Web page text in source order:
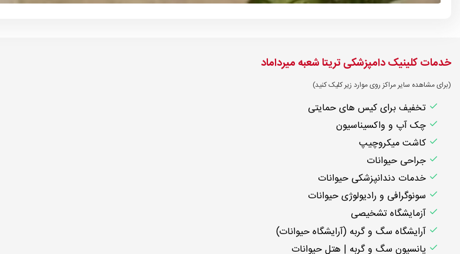
خدمات کلینیک دامپزشکی تریتا شعبه میرداماد
(برای مشاهده سایر مراکز روی موارد زیر کلیک کنید)
تخفیف برای کیس های حمایتی
چک آپ و واکسیناسیون
کاشت میکروچیپ
جراحی حیوانات
خدمات دندانپزشکی حیوانات
سونوگرافی و رادیولوژی حیوانات
آزمایشگاه تشخیصی
آرایشگاه سگ و گربه (آرایشگاه حیوانات)
پانسیون سگ و گربه | هتل حیوانات